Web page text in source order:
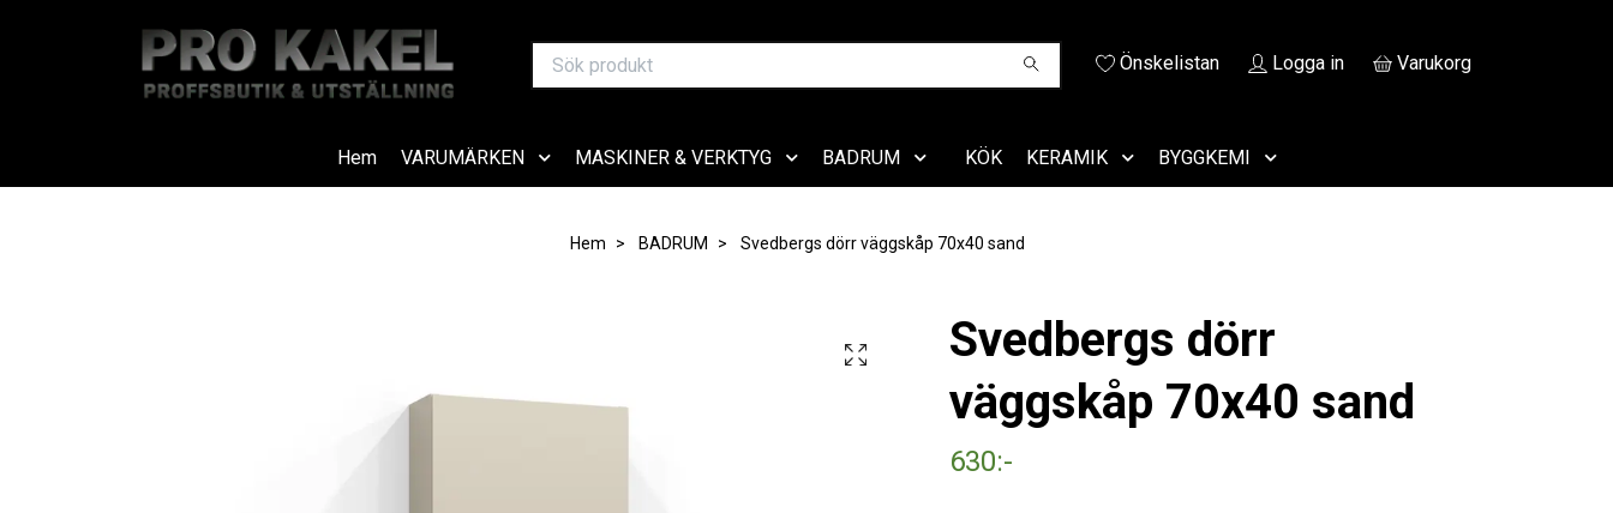
Önskelistan Logga in Varukorg
Hem VARUMÄRKEN MASKINER & VERKTYG BADRUM KÖK KERAMIK BYGGKEMI
Hem BADRUM Svedbergs dörr väggskåp 70x40 sand
Svedbergs dörr
väggskåp 70x40 sand
630:-